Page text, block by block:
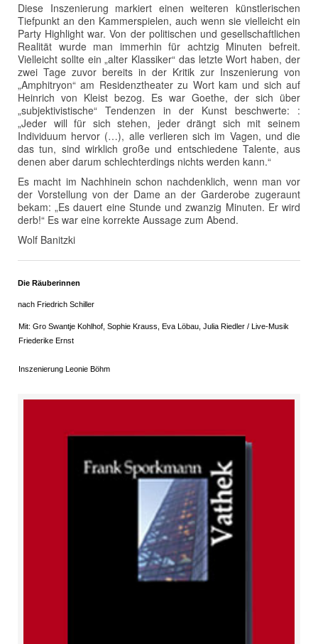
Diese Inszenierung markiert einen weiteren künstlerischen
Tiefpunkt an den Kammerspielen, auch wenn sie vielleicht ein
Party Highlight war. Von der politischen und gesellschaftlichen
Realität wurde man immerhin für achtzig Minuten befreit.
Vielleicht sollte ein „alter Klassiker“ das letzte Wort haben, der
zwei Tage zuvor bereits in der Kritik zur Inszenierung von
„Amphitryon“ am Residenztheater zu Wort kam und sich auf
Heinrich von Kleist bezog. Es war Goethe, der sich über
„subjektivistische“ Tendenzen in der Kunst beschwerte: :
„Jeder will für sich stehen, jeder drängt sich mit seinem
Individuum hervor (…), alle verlieren sich im Vagen, und die
das tun, sind wirklich große und entschiedene Talente, aus
denen aber darum schlechterdings nichts werden kann.“
Es macht im Nachhinein schon nachdenklich, wenn man vor
der Vorstellung von der Dame an der Garderobe zugeraunt
bekam: „Es dauert eine Stunde und zwanzig Minuten. Er wird
derb!“ Es war eine korrekte Aussage zum Abend.
Wolf Banitzki
Die Räuberinnen
nach Friedrich Schiller
Mit: Gro Swantje Kohlhof, Sophie Krauss, Eva Löbau, Julia Riedler / Live-Musik
Friederike Ernst
Inszenierung Leonie Böhm